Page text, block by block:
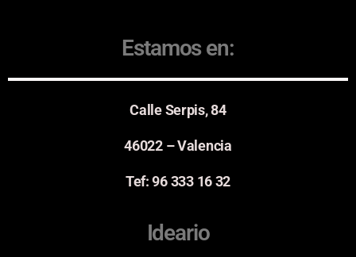
Estamos en:
Calle Serpis, 84
46022 – Valencia
Tef: 96 333 16 32
Ideario